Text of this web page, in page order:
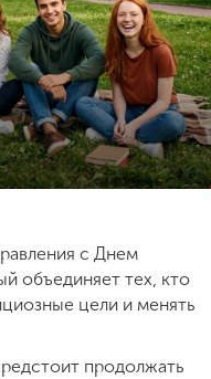
с Днем
объединяет тех, кто
цели и менять
продолжать